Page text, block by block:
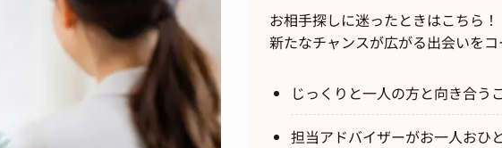
お相手探しに迷ったときはこちら！
新たなチャンスが広がる出会いを
じっくりと一人の方と向き合う
担当アドバイザーがお一人おひ